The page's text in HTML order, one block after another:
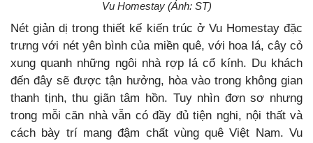
Vu Homestay (Ảnh: ST)
Nét giản dị trong thiết kế kiến trúc ở Vu Homestay đặc
trưng với nét yên bình của miền quê, với hoa lá, cây cỏ
xung quanh những ngôi nhà rợp lá cổ kính. Du khách
đến đây sẽ được tận hưởng, hòa vào trong không gian
thanh tịnh, thu giãn tâm hồn. Tuy nhìn đơn sơ nhưng
trong mỗi căn nhà vẫn có đầy đủ tiện nghi, nội thất và
cách bày trí mang đậm chất vùng quê Việt Nam. Vu